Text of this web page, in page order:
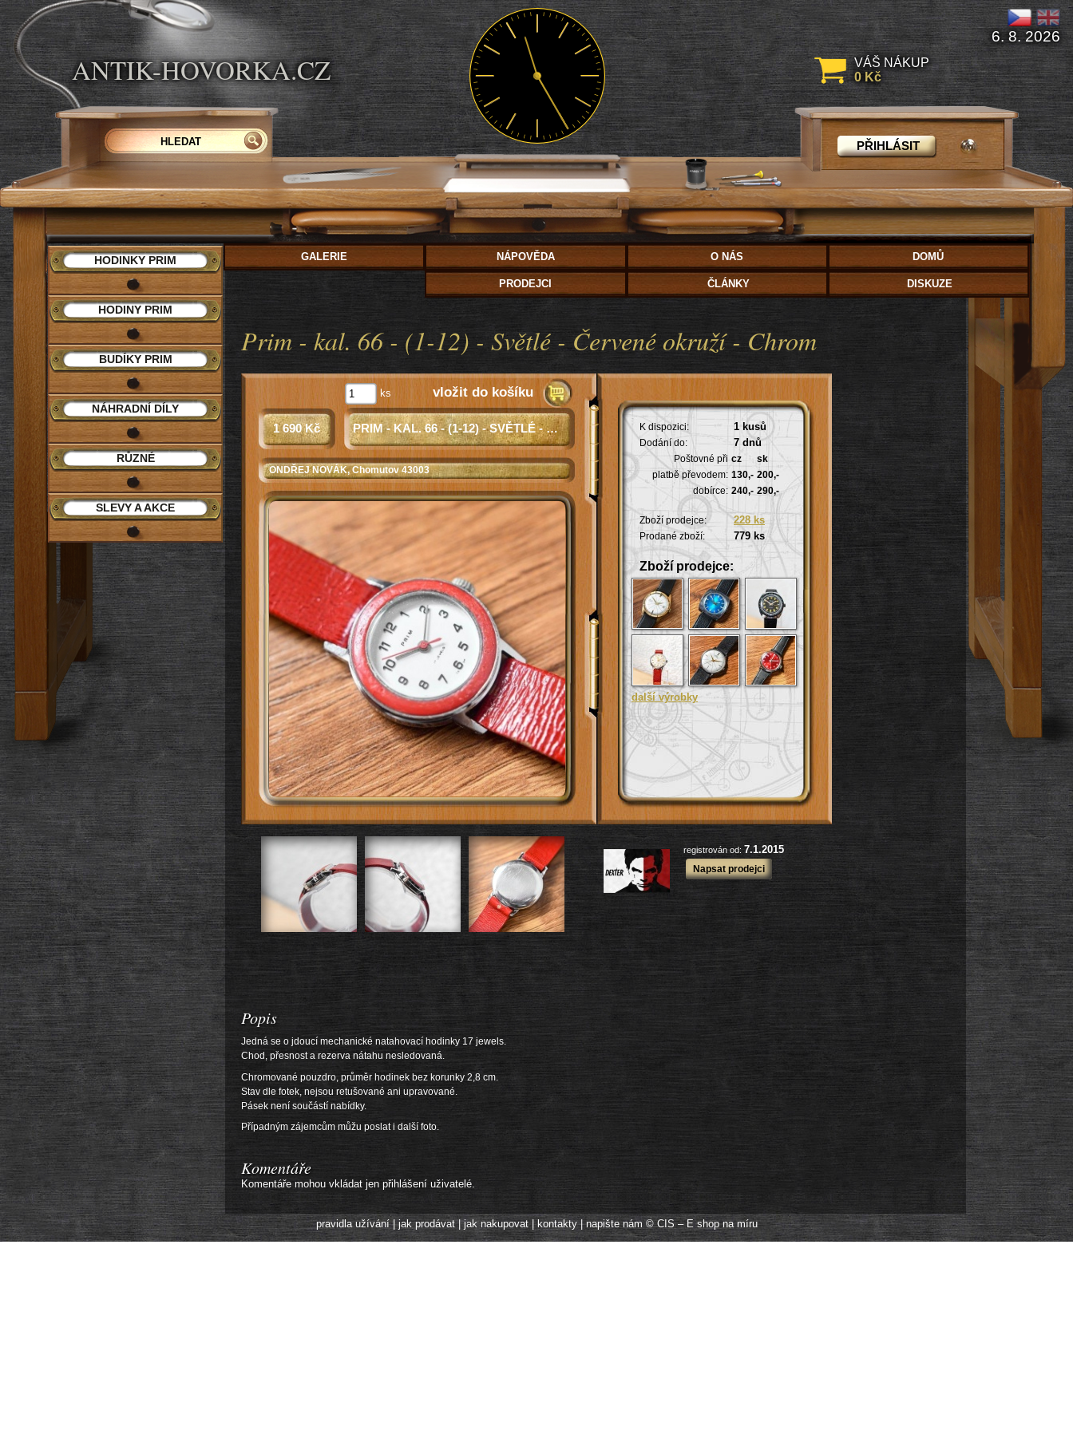
Prim - kal. 66 - (1-12) - Světlé - Červené okruží - Chrom
1 690 Kč PRIM - KAL. 66 - (1-12) - SVĚTLÉ - ČERVENÉ OKRUŽÍ - CHROM
ONDŘEJ NOVÁK, Chomutov 43003
ks vložit do košíku
K dispozici: 1 kusů
Dodání do: 7 dnů
Poštovné při cz
sk
platbě převodem: 130,- 200,-
dobírce: 240,- 290,-
Zboží prodejce: 228 ks
Prodané zboží: 779 ks
Zboží prodejce:
další výrobky
registrován od:7.1.2015
Napsat prodejci
Popis
Jedná se o jdoucí mechanické natahovací hodinky 17 jewels.
Chod, přesnost a rezerva nátahu nesledovaná.
Chromované pouzdro, průměr hodinek bez korunky 2,8 cm.
Stav dle fotek, nejsou retušované ani upravované.
Pásek není součástí nabídky.
Případným zájemcům můžu poslat i další foto.
Komentáře
Komentáře mohou vkládat jen přihlášení uživatelé.
ANTIK-HOVORKA.CZ
PŘIHLÁSIT
6. 8. 2026
VÁŠ NÁKUP
0 Kč
DOMŮ
O NÁS
NÁPOVĚDA
GALERIE
DISKUZE
ČLÁNKY
PRODEJCI
HODINKY PRIM
HODINY PRIM
BUDÍKY PRIM
NÁHRADNÍ DÍLY
RŮZNÉ
SLEVY A AKCE
pravidla užívání| jak prodávat|jak nakupovat|kontakty|napište nám © CIS – E shop na míru